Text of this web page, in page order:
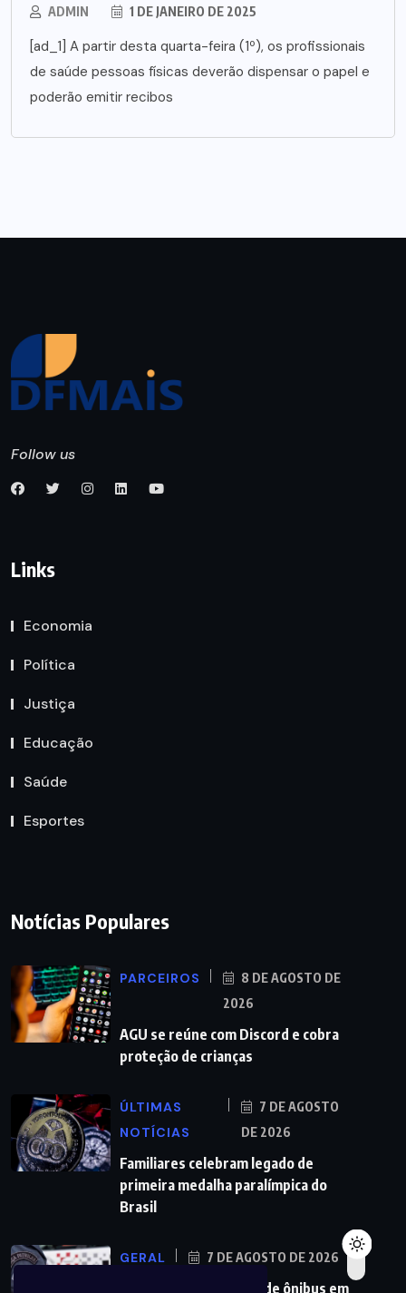
ADMIN 1 DE JANEIRO DE 2025
[ad_1] A partir desta quarta-feira (1º), os profissionais
de saúde pessoas físicas deverão dispensar o papel e
poderão emitir recibos
Follow us
Links
Economia
Política
Justiça
Educação
Saúde
Esportes
Notícias Populares
PARCEIROS
8 DE AGOSTO DE
2026
AGU se reúne com Discord e cobra
proteção de crianças
ÚLTIMAS
NOTÍCIAS
7 DE AGOSTO
DE 2026
Familiares celebram legado de
primeira medalha paralímpica do
Brasil
GERAL 7 DE AGOSTO DE 2026
PMs detêm motorista de ônibus em